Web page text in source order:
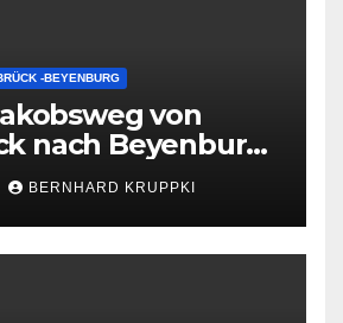
-BEYENBURG
von
nach Beyenburg
pures
BERNHARD KRUPPKI